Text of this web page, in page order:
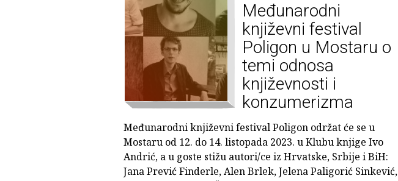
Međunarodni
književni festival
Poligon u Mostaru o
temi odnosa
književnosti i
konzumerizma
Međunarodni književni festival Poligon održat će se u
Mostaru od 12. do 14. listopada 2023. u Klubu knjige Ivo
Andrić, a u goste stižu autori/ce iz Hrvatske, Srbije i BiH:
Jana Prević Finderle, Alen Brlek, Jelena Paligorić Sinkević,